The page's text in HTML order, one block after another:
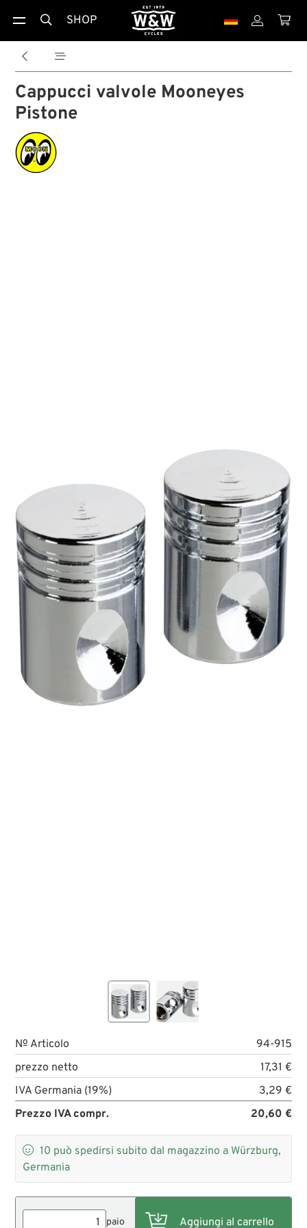
 SHOP  
 
Cappucci valvole Mooneyes
Pistone
№ Articolo
94-915
prezzo netto
17,31 €
IVA Germania (19%)
3,29 €
Prezzo IVA compr.
20,60 €
 10 può spedirsi subito dal magazzino a Würzburg,
Germania
paio